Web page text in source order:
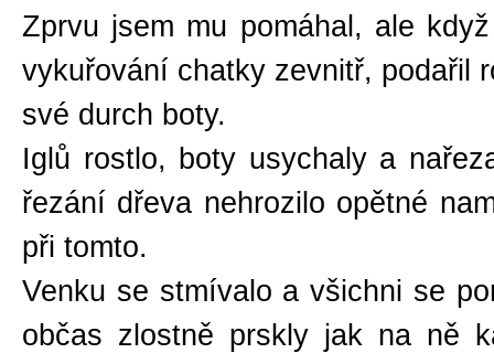
Zprvu jsem mu pomáhal, ale
vykuřování chatky zevnitř, podařil
své durch boty.
Iglů rostlo, boty usychaly a
řezání dřeva nehrozilo opětné
při tomto.
Venku se stmívalo a všichni se
občas zlostně prskly jak na ně